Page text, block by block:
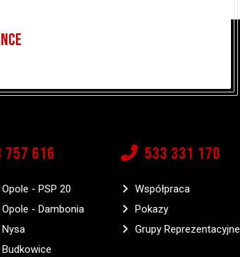
757 616
- PSP 20
- Dambonia
533 331 170
Współpraca
Pokazy
Grupy Reprezentacyjne